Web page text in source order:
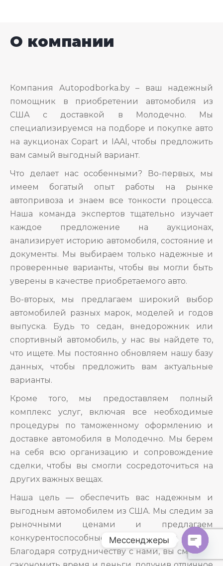
О компании
Компания Autopodborka.by – ваш надежный
помощник в приобретении автомобиля из
США с доставкой в Молодечно. Мы
специализируемся на подборе и покупке авто
на аукционах Copart и IAAI, чтобы предложить
вам самый выгодный вариант.
Что делает нас особенными? Во-первых, мы
имеем богатый опыт работы на рынке
автопривоза и знаем все тонкости процесса.
Наша команда экспертов тщательно изучает
каждое предложение на аукционах,
анализирует историю автомобиля, состояние и
документы. Мы выбираем только надежные и
проверенные варианты, чтобы вы могли быть
уверены в качестве приобретаемого авто.
Во-вторых, мы предлагаем широкий выбор
автомобилей разных марок, моделей и годов
выпуска. Будь то седан, внедорожник или
спортивный автомобиль, у нас вы найдете то,
что ищете. Мы постоянно обновляем нашу базу
данных, чтобы предложить вам актуальные
варианты.
Кроме того, мы предоставляем полный
комплекс услуг, включая все необходимые
процедуры по таможенному оформлению и
доставке автомобиля в Молодечно. Мы берем
на себя всю организацию и сопровождение
сделки, чтобы вы смогли сосредоточиться на
других важных вещах.
Наша цель — обеспечить вас надежным и
выгодным автомобилем из США. Мы следим за
рыночными ценами и предлагаем
конкурентоспособные цены на наши услуги.
Благодаря сотрудничеству с нами, вы сможете
Мессенджеры
O